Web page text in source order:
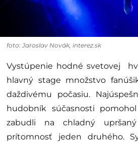
foto: Jaroslav Novák, interez.sk
Vystúpenie hodné svetovej
hlavný stage množstvo
daždivému počasiu.
hudobník súčasnosti
zabudli na chladný
prítomnosť jeden druhého.